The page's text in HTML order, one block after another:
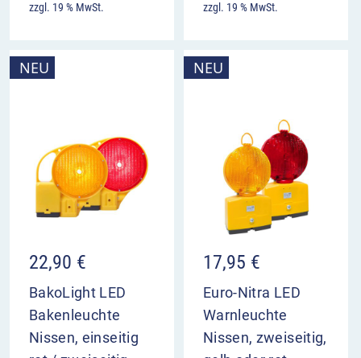
zzgl. 19 % MwSt.
zzgl. 19 % MwSt.
NEU
22,90 €
BakoLight LED
Bakenleuchte
Nissen, einseitig
NEU
17,95 €
Euro-Nitra LED
Warnleuchte
Nissen, zweiseitig,